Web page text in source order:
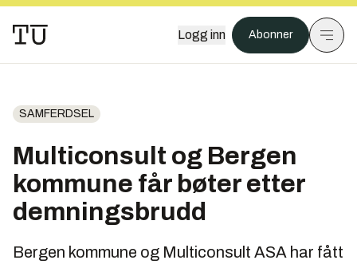
Logg inn Abonner
SAMFERDSEL
Multiconsult og Bergen
kommune får bøter etter
demningsbrudd
Bergen kommune og Multiconsult ASA har fått